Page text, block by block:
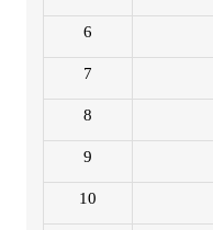
6
7
8
9
10